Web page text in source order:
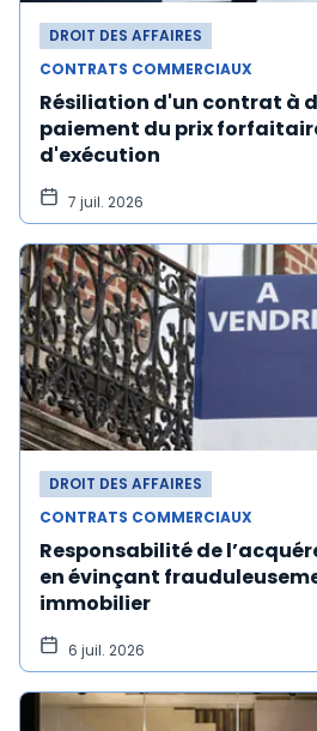
DROIT DES AFFAIRES
CONTRATS COMMERCIAUX
Résiliation d'un contrat à
paiement du prix
d'exécution
7 juil. 2026
DROIT DES AFFAIRES
CONTRATS COMMERCIAUX
Responsabilité de
en évinçant
immobilier
6 juil. 2026